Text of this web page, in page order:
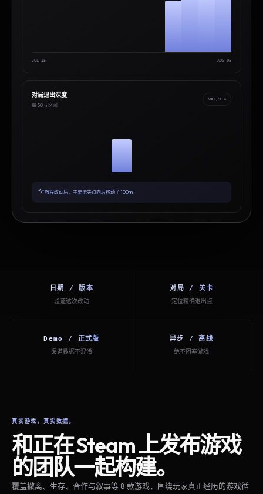
JUL 25 AUG 05
对局退出深度
每 50m 区间
N=3,916
教程改动后，主要流失点向后移动了 100m。
日期 / 版本
验证这次改动
对局 / 关卡
定位精确退出点
Demo / 正式版
渠道数据不混淆
异步 / 离线
绝不阻塞游戏
真实游戏，真实数据。
和正在 Steam 上发布游戏
的团队一起构建。
覆盖撤离、生存、合作与叙事等 8 款游戏，围绕玩家真正经历的游戏循